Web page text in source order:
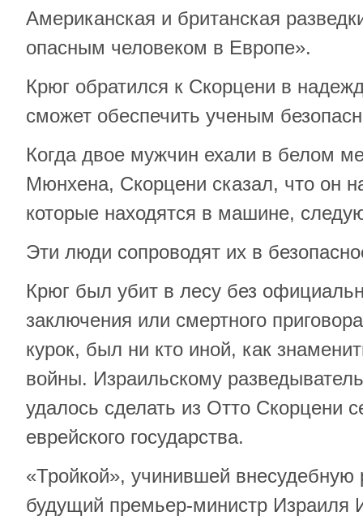
Американская и британская
опасным человеком в Европе».
Крюг обратился к Скорцени в
сможет обеспечить ученым
Когда двое мужчин ехали в белом
Мюнхена, Скорцени сказал, что он
которые находятся в машине,
Эти люди сопроводят их в
Крюг был убит в лесу без
заключения или смертного
курок, был ни кто иной, как
войны. Израильскому
удалось сделать из Отто Скорцени
еврейского государства.
«Тройкой», учинившей внесудебную
будущий премьер-министр